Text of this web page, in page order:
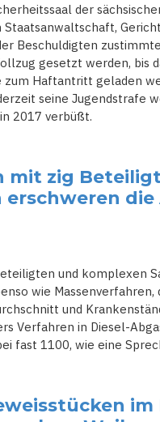
der
Staatsanwaltschaft,
Beschuldigten
gesetzt werden, bis
Haftantritt geladen
seine Jugendstrafe
2017 verbüßt.
mit zig
erschweren
und komplexen
wie
und
Verfahren in Diesel-
fast 1100, wie eine
im